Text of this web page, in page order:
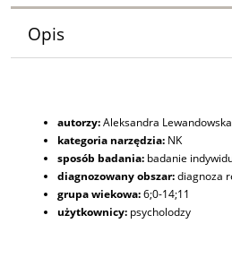
Opis
autorzy:Aleksandra
kategoria narzędzia: NK
sposób badania: badanie
diagnozowany obszar:diagnoza
grupa wiekowa:6;0-14;11
użytkownicy: psycholodzy